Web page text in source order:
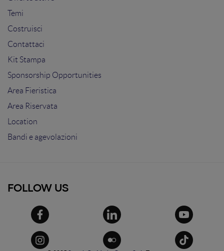
Temi
Costruisci
Contattaci
Kit Stampa
Sponsorship Opportunities
Area Fieristica
Area Riservata
Location
Bandi e agevolazioni
FOLLOW US